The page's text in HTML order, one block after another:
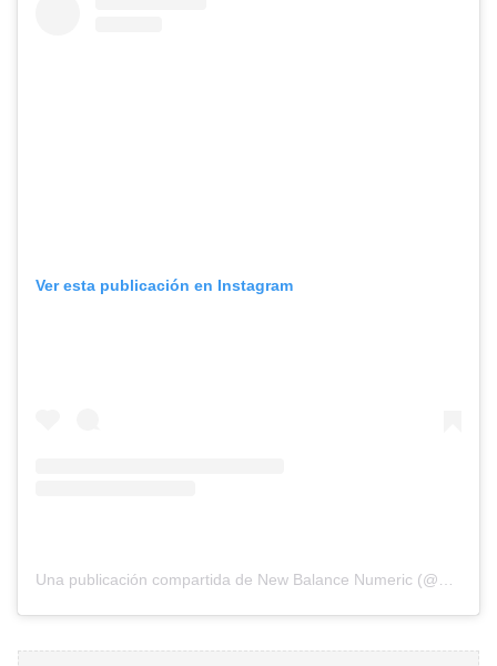
Ver esta publicación en Instagram